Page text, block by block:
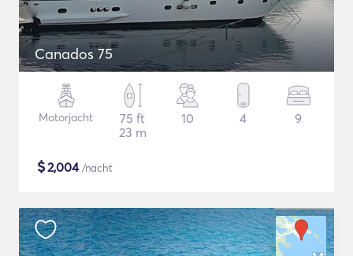
Canados 75
Motorjacht
75 ft
23 m
10 4 9
$2,004/nacht